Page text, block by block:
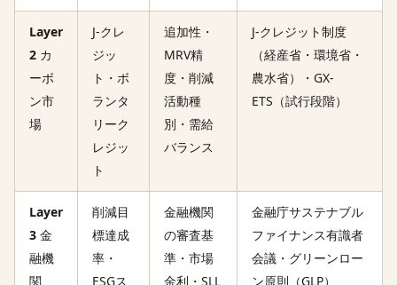
Layer
2 カ
ーボ
ン市
場
J-クレ
ジッ
ト・ボ
ランタ
リーク
レジッ
ト
追加性・
MRV精
度・削減
活動種
別・需給
バランス
J-クレジット制度
（経産省・環境省・
農水省）・GX-
ETS（試行段階）
Layer
3 金
融機
関
削減目
標達成
率・
ESGス
金融機関
の審査基
準・市場
金利・SLL
金融庁サステナブル
ファイナンス有識者
会議・グリーンロー
ン原則（GLP）